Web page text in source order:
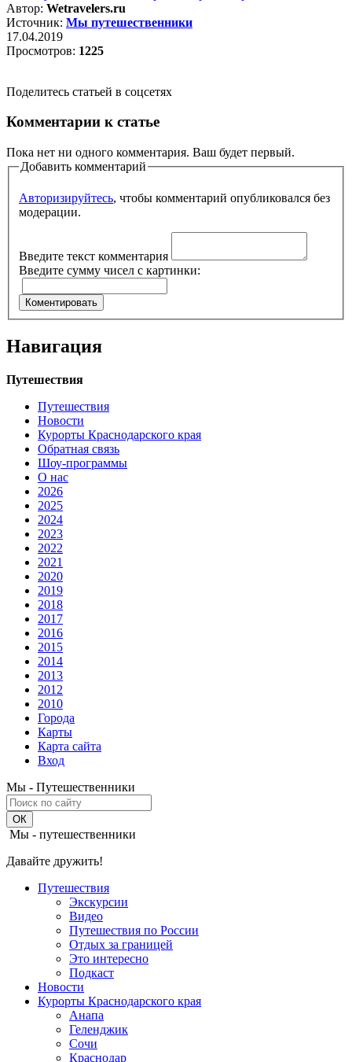
Автор: Wetravelers.ru
Источник: Мы путешественники
17.04.2019
Просмотров: 1225
Поделитесь статьей в соцсетях
Комментарии к статье
Пока нет ни одного комментария. Ваш будет первый.
Добавить комментарий
Авторизируйтесь, чтобы комментарий опубликовался без
модерации.
Введите текст комментария
Введите сумму чисел с картинки:
Навигация
Путешествия
Путешествия
Новости
Курорты Краснодарского края
Обратная связь
Шоу-программы
О нас
2026
2025
2024
2023
2022
2021
2020
2019
2018
2017
2016
2015
2014
2013
2012
2010
Города
Карты
Карта сайта
Вход
Мы - Путешественники
Мы - путешественники
Давайте дружить!
Путешествия
Экскурсии
Видео
Путешествия по России
Отдых за границей
Это интересно
Подкаст
Новости
Курорты Краснодарского края
Анапа
Геленджик
Сочи
Краснодар